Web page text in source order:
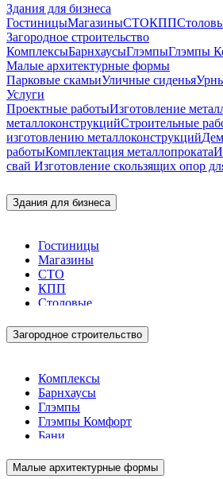
Здания для бизнеса
ГостиницыМагазиныСТОКПП
Загородное строительство
КомплексыБарнхаусыГлэмпыГлэмпы
Малые архитектурные формы
Парковые скамьиУличные сиденья
Услуги
Проектные работыИзготовление
металлоконструкцийСтроительные
изготовлению металлоконструкций
работыКомплектация металлопроката
свай Изготовление скользящих опор
Здания для бизнеса
Гостиницы
Магазины
СТО
КПП
Столовые
Загородное строительство
Комплексы
Барнхаусы
Глэмпы
Глэмпы Комфорт
Бани
Малые архитектурные формы